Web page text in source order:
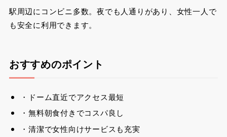
駅周辺にコンビニ多数。夜でも人通りがあり、女性一人で
も安全に利用できます。
おすすめのポイント
・ドーム直近でアクセス最短
・無料朝食付きでコスパ良し
・清潔で女性向けサービスも充実